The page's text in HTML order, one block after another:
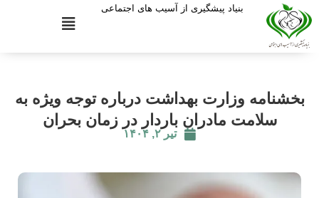
بنیاد پیشگیری از آسیب های اجتماعی
بخشنامه وزارت بهداشت درباره توجه ویژه به
سلامت مادران باردار در زمان بحران
تیر ۲, ۱۴۰۴